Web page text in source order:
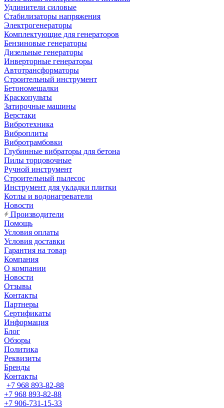
Удлинители силовые
Стабилизаторы напряжения
Электрогенераторы
Комплектующие для генераторов
Бензиновые генераторы
Дизельные генераторы
Инверторные генераторы
Автотрансформаторы
Строительный инструмент
Бетономешалки
Краскопульты
Затирочные машины
Верстаки
Вибротехника
Виброплиты
Вибротрамбовки
Глубинные вибраторы для бетона
Пилы торцовочные
Ручной инструмент
Строительный пылесос
Инструмент для укладки плитки
Котлы и водонагреватели
Новости
Производители
Помощь
Условия оплаты
Условия доставки
Гарантия на товар
Компания
О компании
Новости
Отзывы
Контакты
Партнеры
Сертификаты
Информация
Блог
Обзоры
Политика
Реквизиты
Бренды
Контакты
+7 968 893-82-88
+7 968 893-82-88
+7 906-731-15-33